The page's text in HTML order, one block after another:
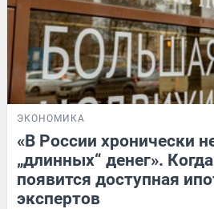
ЭКОНОМИКА
«В России хронически
„длинных“ денег».
появится доступная
экспертов